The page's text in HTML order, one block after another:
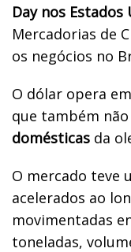
Day nos Estados
Mercadorias de
os negócios no
O dólar opera
que também não
domésticas da
O mercado teve
acelerados ao
movimentadas
toneladas,